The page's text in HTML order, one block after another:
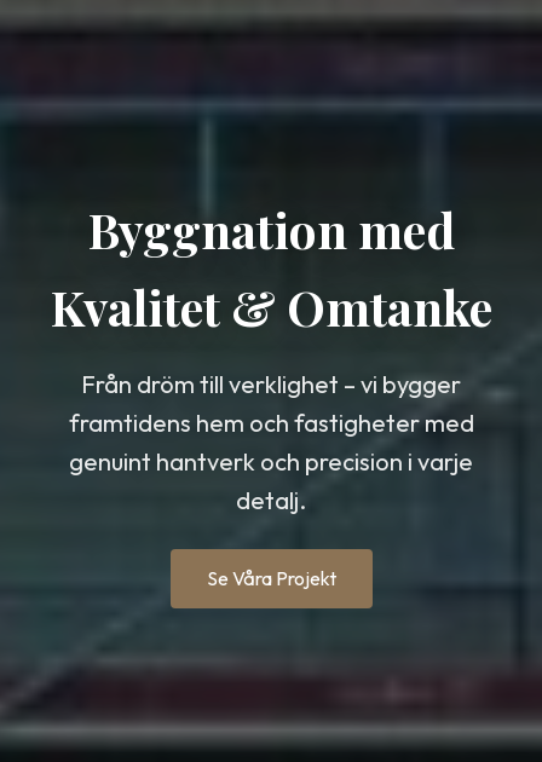
Byggnation med
Kvalitet & Omtanke
Från dröm till verklighet – vi bygger
framtidens hem och fastigheter med
genuint hantverk och precision i varje
detalj.
Se Våra Projekt